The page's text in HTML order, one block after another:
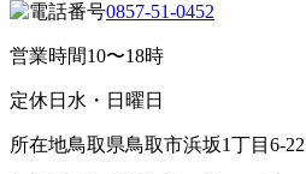
0857-51-0452
営業時間10〜18時
定休日 水・日曜日
所在地鳥取県鳥取市浜坂1丁目6-22